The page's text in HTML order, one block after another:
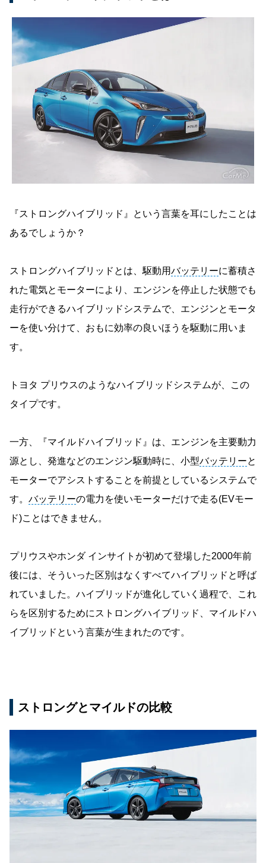
『ストロングハイブリッド』という言葉を耳にしたことは
あるでしょうか？
ストロングハイブリッドとは、駆動用バッテリーに蓄積さ
れた電気とモーターにより、エンジンを停止した状態でも
走行ができるハイブリッドシステムで、エンジンとモータ
ーを使い分けて、おもに効率の良いほうを駆動に用いま
す。
トヨタ プリウスのようなハイブリッドシステムが、この
タイプです。
一方、『マイルドハイブリッド』は、エンジンを主要動力
源とし、発進などのエンジン駆動時に、小型バッテリーと
モーターでアシストすることを前提としているシステムで
す。 バッテリーの電力を使いモーターだけで走る(EVモー
ド)ことはできません。
プリウスやホンダ インサイトが初めて登場した2000年前
後には、そういった区別はなくすべてハイブリッドと呼ば
れていました。ハイブリッドが進化していく過程で、これ
らを区別するためにストロングハイブリッド、マイルドハ
イブリッドという言葉が生まれたのです。
ストロングとマイルドの比較